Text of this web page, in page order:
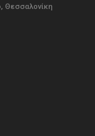
Θεσσαλονίκη